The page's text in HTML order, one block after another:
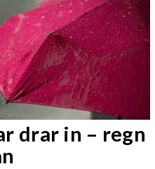
drar in – regn